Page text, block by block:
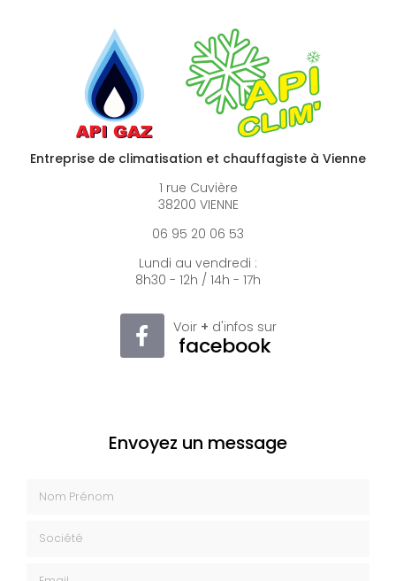
Entreprise de climatisation et chauffagiste à Vienne
1 rue Cuvière
38200 VIENNE
06 95 20 06 53
Lundi au vendredi :
8h30 - 12h / 14h - 17h
Voir + d'infos sur
facebook
Envoyez un message